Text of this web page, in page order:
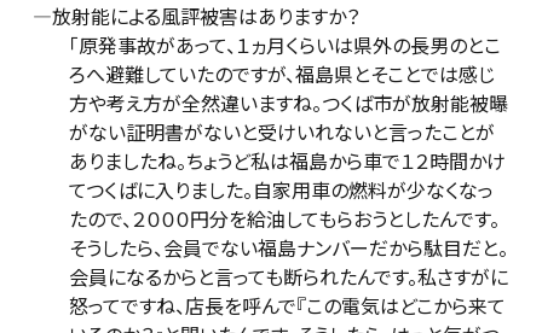
―放射能による風評被害はありますか？
「原発事故があって、１ヵ月くらいは県外の長男のとこ
ろへ避難していたのですが、福島県とそことでは感じ
方や考え方が全然違いますね。つくば市が放射能被曝
がない証明書がないと受けいれないと言ったことが
ありましたね。ちょうど私は福島から車で１２時間かけ
てつくばに入りました。自家用車の燃料が少なくなっ
たので、２０００円分を給油してもらおうとしたんです。
そうしたら、会員でない福島ナンバーだから駄目だと。
会員になるからと言っても断られたんです。私さすがに
怒ってですね、店長を呼んで『この電気はどこから来て